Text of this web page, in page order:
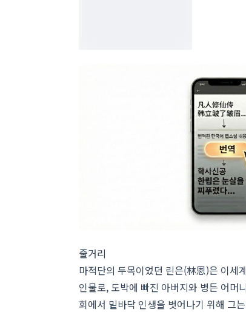
줄거리
마적단의 두목이었던 린은(林恩)은 이세
인물로, 도박에 빠진 아버지와 병든 어머
회에서 밑바닥 인생을 벗어나기 위해 그